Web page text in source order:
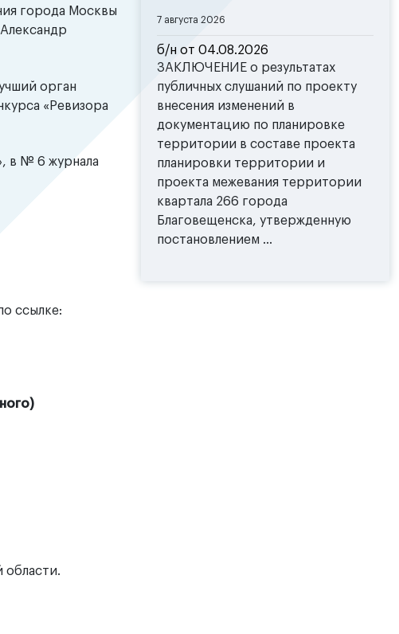
города Москвы
орган
«Ревизора
в № 6 журнала
ссылке:
7 августа 2026
б/н от 04.08.2026
ЗАКЛЮЧЕНИЕ о результатах
публичных слушаний по проекту
внесения изменений в
документацию по планировке
территории в составе проекта
планировки территории и
проекта межевания территории
квартала 266 города
Благовещенска, утвержденную
постановлением ...